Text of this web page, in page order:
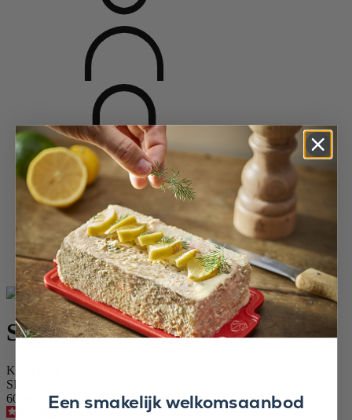
Startpagina
Specerijmolens
Toebehoren voor molens
Sierknop
Sierknop
Knop voor zoutmolen, carbon
SKU
600402
beoordelingen
Een smakelijk welkomsaanbod